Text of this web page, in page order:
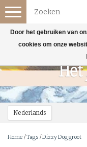
Nederlands
Toggle
navigation
Home /Tags /Dizzy Dog groot
Door het gebruiken van
cookies om onze